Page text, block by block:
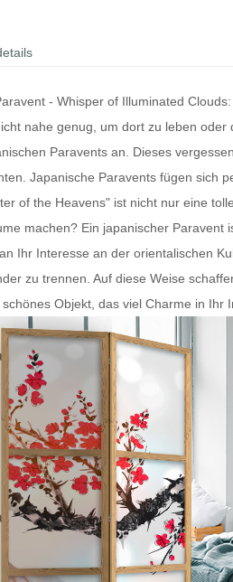
- Whisper of Illuminated
nahe genug, um dort zu leben
Paravents an. Dieses
Japanische Paravents fügen sich
of the Heavens" ist nicht nur eine
machen? Ein japanischer Paravent
Ihr Interesse an der orientalischen
zu trennen. Auf diese Weise
Objekt, das viel Charme in Ihr